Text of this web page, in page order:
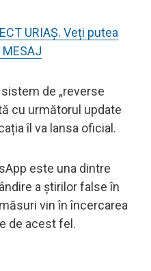
URIAȘ. Veți putea
de „reverse
cu următorul update
îl va lansa oficial.
este una dintre
a știrilor false în
vin în încercarea
de acest fel.